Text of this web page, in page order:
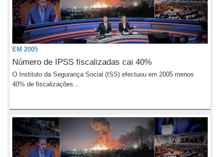
EM 2005
Número de IPSS fiscalizadas cai 40%
O Instituto da Segurança Social (ISS) efectuou em 2005 menos
40% de fiscalizações...